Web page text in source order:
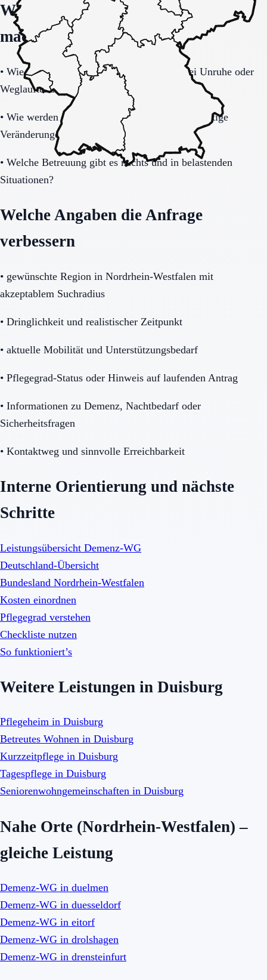
Welche Fragen den Unterschied
machen
• Wie tragfähig ist das Sicherheitskonzept bei Unruhe oder
Weglauftendenz?
• Wie werden Angehörige informiert und in wichtige
Veränderungen eingebunden?
• Welche Betreuung gibt es nachts und in belastenden
Situationen?
Welche Angaben die Anfrage
verbessern
• gewünschte Region in Nordrhein-Westfalen mit
akzeptablem Suchradius
• Dringlichkeit und realistischer Zeitpunkt
• aktuelle Mobilität und Unterstützungsbedarf
• Pflegegrad-Status oder Hinweis auf laufenden Antrag
• Informationen zu Demenz, Nachtbedarf oder
Sicherheitsfragen
• Kontaktweg und sinnvolle Erreichbarkeit
Interne Orientierung und nächste
Schritte
Leistungsübersicht Demenz-WG
Deutschland-Übersicht
Bundesland Nordrhein-Westfalen
Kosten einordnen
Pflegegrad verstehen
Checkliste nutzen
So funktioniert’s
Weitere Leistungen in Duisburg
Pflegeheim in Duisburg
Betreutes Wohnen in Duisburg
Kurzzeitpflege in Duisburg
Tagespflege in Duisburg
Seniorenwohngemeinschaften in Duisburg
Nahe Orte (Nordrhein-Westfalen) –
gleiche Leistung
Demenz-WG in duelmen
Demenz-WG in duesseldorf
Demenz-WG in eitorf
Demenz-WG in drolshagen
Demenz-WG in drensteinfurt